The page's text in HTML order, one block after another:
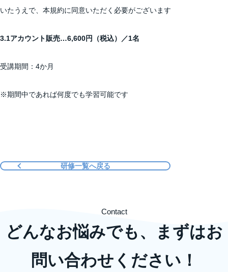
いたうえで、本規約に同意いただく必要がございます
3.1アカウント販売…6,600円（税込）／1名
受講期間：4か月
※期間中であれば何度でも学習可能です
研修一覧へ戻る
どんなお悩みでも、まずはお
問い合わせください！
Contact